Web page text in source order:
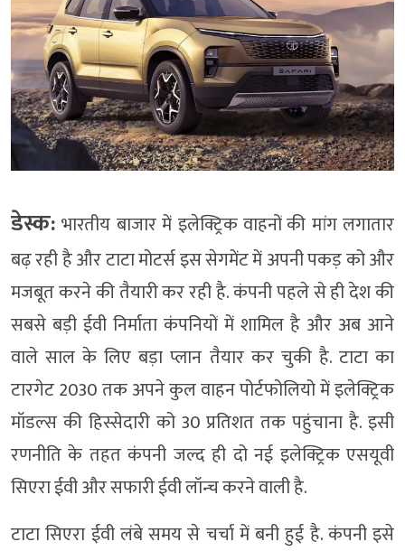
डेस्क: भारतीय बाजार में इलेक्ट्रिक वाहनों की मांग लगातार
बढ़ रही है और टाटा मोटर्स इस सेगमेंट में अपनी पकड़ को और
मजबूत करने की तैयारी कर रही है. कंपनी पहले से ही देश की
सबसे बड़ी ईवी निर्माता कंपनियों में शामिल है और अब आने
वाले साल के लिए बड़ा प्लान तैयार कर चुकी है. टाटा का
टारगेट 2030 तक अपने कुल वाहन पोर्टफोलियो में इलेक्ट्रिक
मॉडल्स की हिस्सेदारी को 30 प्रतिशत तक पहुंचाना है. इसी
रणनीति के तहत कंपनी जल्द ही दो नई इलेक्ट्रिक एसयूवी
सिएरा ईवी और सफारी ईवी लॉन्च करने वाली है.
टाटा सिएरा ईवी लंबे समय से चर्चा में बनी हुई है. कंपनी इसे